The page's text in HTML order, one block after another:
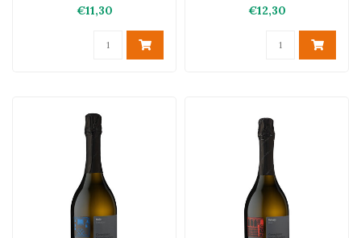
€11,30 €12,30